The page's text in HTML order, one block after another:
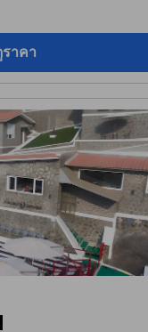
าคา